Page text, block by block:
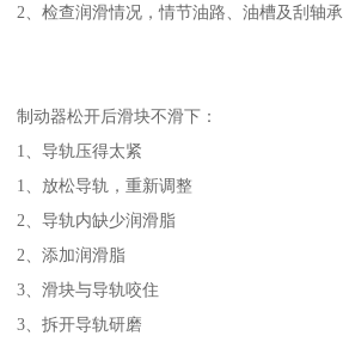
2、检查润滑情况，情节油路、油槽及刮轴承
制动器松开后滑块不滑下：
1、导轨压得太紧
1、放松导轨，重新调整
2、导轨内缺少润滑脂
2、添加润滑脂
3、滑块与导轨咬住
3、拆开导轨研磨